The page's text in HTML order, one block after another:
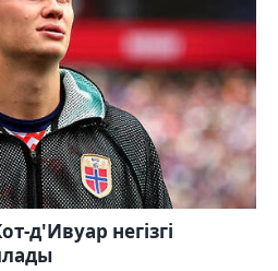
д'Ивуар негізгі